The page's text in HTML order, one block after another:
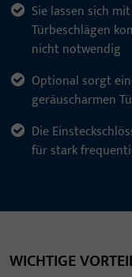
Sie lassen sich
Türbeschlägen
nicht notwendig
Optional sorgt
geräuscharmen
Die
für stark
WICHTIGE